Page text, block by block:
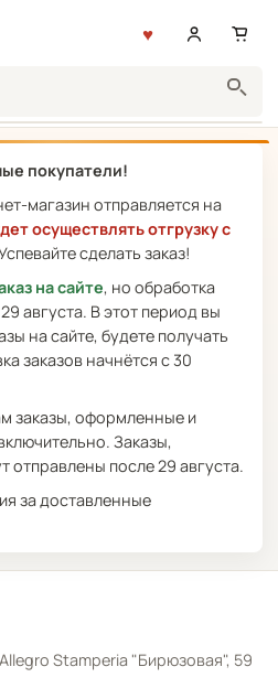
покупатели!
магазин отправляется на
осуществлять отгрузку с
сделать заказ!
на сайте, но обработка
августа. В этот период вы
на сайте, будете получать
заказов начнётся с 30
заказы, оформленные и
Заказы,
отправлены после 29 августа.
за доставленные
Stamperia "Бирюзовая", 59